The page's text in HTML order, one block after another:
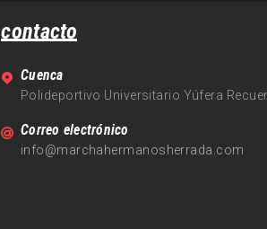
contacto
Cuenca
Polideportivo Universitario Yúfera
Correo electrónico
info@marchahermanosherrada.com